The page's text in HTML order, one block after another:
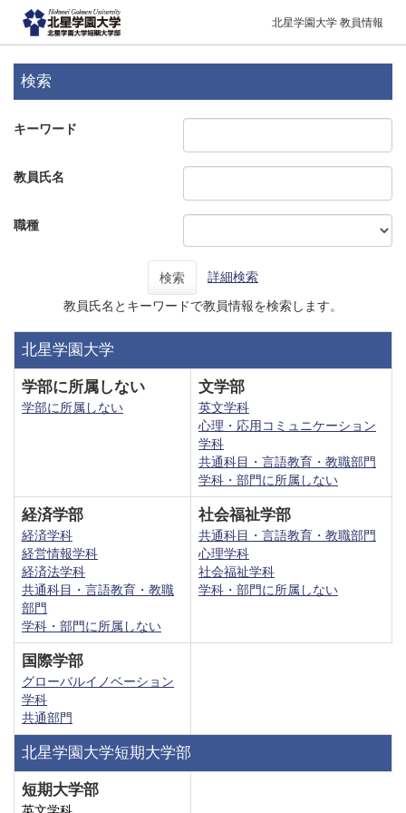
北星学園大学 教員情報
検索
キーワード
教員氏名
職種
検索 詳細検索
教員氏名とキーワードで教員情報を検索します。
北星学園大学
学部に所属しない
学部に所属しない
文学部
英文学科
心理・応用コミュニケーション
学科
共通科目・言語教育・教職部門
学科・部門に所属しない
経済学部
経済学科
経営情報学科
経済法学科
共通科目・言語教育・教職
部門
学科・部門に所属しない
社会福祉学部
共通科目・言語教育・教職部門
心理学科
社会福祉学科
学科・部門に所属しない
国際学部
グローバルイノベーション
学科
共通部門
北星学園大学短期大学部
短期大学部